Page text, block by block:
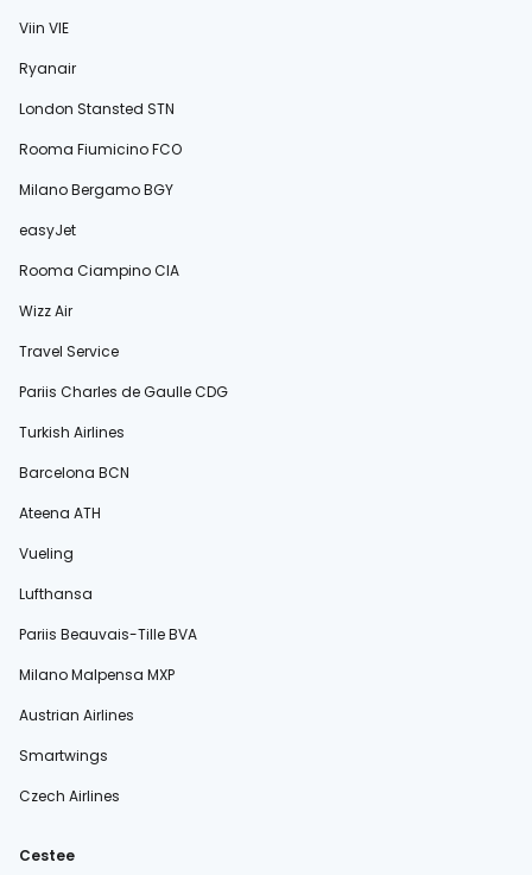
Viin VIE
Ryanair
London Stansted STN
Rooma Fiumicino FCO
Milano Bergamo BGY
easyJet
Rooma Ciampino CIA
Wizz Air
Travel Service
Pariis Charles de Gaulle CDG
Turkish Airlines
Barcelona BCN
Ateena ATH
Vueling
Lufthansa
Pariis Beauvais-Tille BVA
Milano Malpensa MXP
Austrian Airlines
Smartwings
Czech Airlines
Cestee